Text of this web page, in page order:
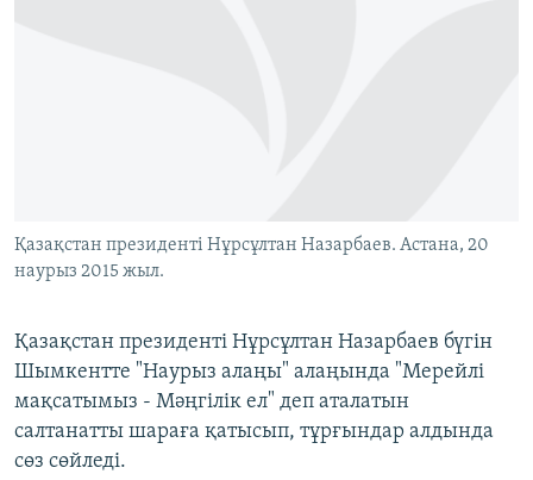
Қазақстан президенті Нұрсұлтан Назарбаев. Астана, 20
наурыз 2015 жыл.
Қазақстан президенті Нұрсұлтан Назарбаев бүгін
Шымкентте "Наурыз алаңы" алаңында "Мерейлі
мақсатымыз - Мәңгілік ел" деп аталатын
салтанатты шараға қатысып, тұрғындар алдында
сөз сөйледі.